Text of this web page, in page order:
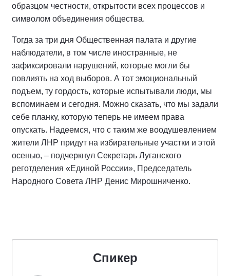
образцом честности, открытости всех процессов и
символом объединения общества.
Тогда за три дня Общественная палата и другие
наблюдатели, в том числе иностранные, не
зафиксировали нарушений, которые могли бы
повлиять на ход выборов. А тот эмоциональный
подъем, ту гордость, которые испытывали люди, мы
вспоминаем и сегодня. Можно сказать, что мы задали
себе планку, которую теперь не имеем права
опускать. Надеемся, что с таким же воодушевлением
жители ЛНР придут на избирательные участки и этой
осенью, – подчеркнул Секретарь Луганского
реготделения «Единой России», Председатель
Народного Совета ЛНР Денис Мирошниченко.
Спикер